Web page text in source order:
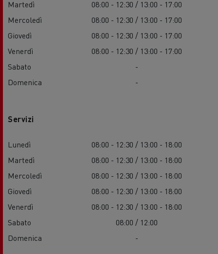
Martedì
08:00 - 12:30 / 13:00 - 17:00
Mercoledì
08:00 - 12:30 / 13:00 - 17:00
Giovedì
08:00 - 12:30 / 13:00 - 17:00
Venerdì
08:00 - 12:30 / 13:00 - 17:00
Sabato
-
Domenica
-
Servizi
Lunedì
08:00 - 12:30 / 13:00 - 18:00
Martedì
08:00 - 12:30 / 13:00 - 18:00
Mercoledì
08:00 - 12:30 / 13:00 - 18:00
Giovedì
08:00 - 12:30 / 13:00 - 18:00
Venerdì
08:00 - 12:30 / 13:00 - 18:00
Sabato
08:00 / 12:00
Domenica
-